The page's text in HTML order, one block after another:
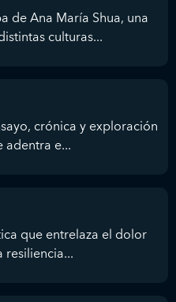
de Ana María Shua, una
culturas...
crónica y exploración
adentra e...
que entrelaza el dolor